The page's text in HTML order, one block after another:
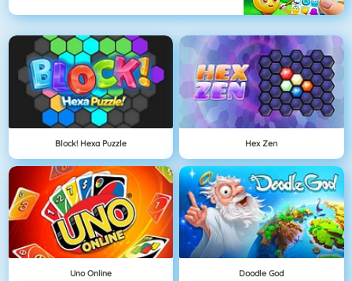
Block! Hexa Puzzle Hex Zen
Uno Online Doodle God